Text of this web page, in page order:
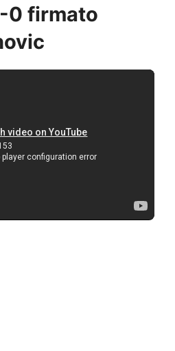
0 firmato